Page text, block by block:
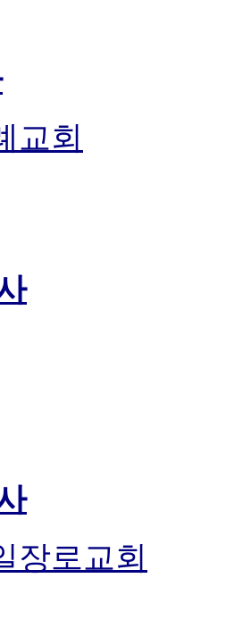
교회
장로교회